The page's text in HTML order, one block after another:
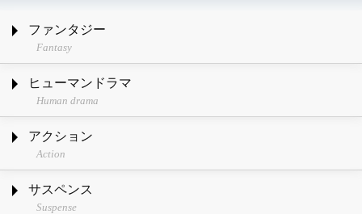
ファンタジー
Fantasy
ヒューマンドラマ
Human drama
アクション
Action
サスペンス
Suspense